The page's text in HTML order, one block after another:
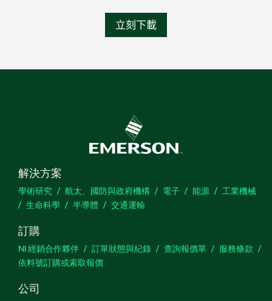
立刻下載
解決方案
學術研究 航太、國防與政府機構 電子 能源
工業機械
生命科學
半導體 交通運輸
訂購
NI 經銷合作夥伴 訂單狀態與紀錄 查詢報價單
服務條款
依料號訂購或索取報價
公司